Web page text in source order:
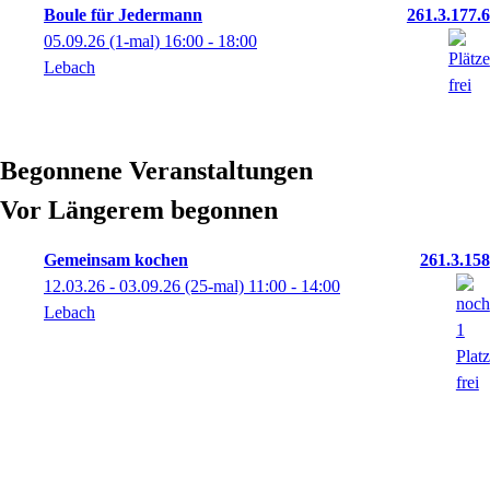
Boule für Jedermann
261.3.177.6
05.09.26 (1-mal) 16:00 - 18:00
Lebach
Begonnene Veranstaltungen
Vor Längerem begonnen
Gemeinsam kochen
261.3.158
12.03.26 - 03.09.26 (25-mal) 11:00 - 14:00
Lebach